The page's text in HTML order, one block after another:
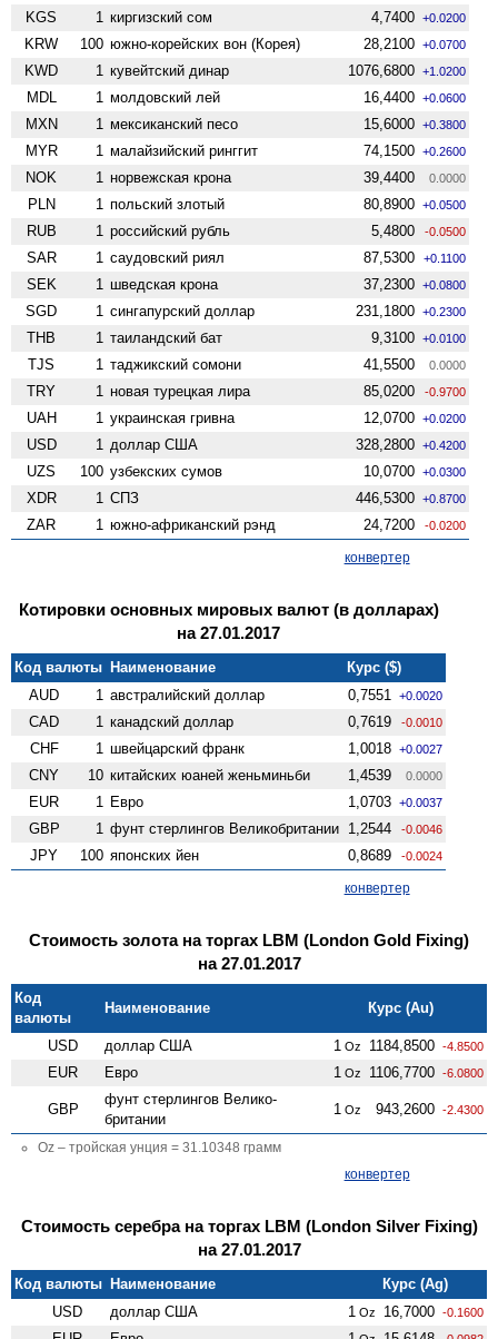
KGS 1 киргизский сом 4,7400 +0.0200
KRW 100 южно-корейских вон (Корея) 28,2100 +0.0700
KWD 1 кувейтский динар 1076,6800 +1.0200
MDL 1 молдовский лей 16,4400 +0.0600
MXN 1 мексиканский песо 15,6000 +0.3800
MYR 1 малайзийский ринггит 74,1500 +0.2600
NOK 1 норвежская крона 39,4400 0.0000
PLN 1 польский злотый 80,8900 +0.0500
RUB 1 российский рубль 5,4800 -0.0500
SAR 1 саудовский риял 87,5300 +0.1100
SEK 1 шведская крона 37,2300 +0.0800
SGD 1 сингапурский доллар 231,1800 +0.2300
THB 1 таиландский бат 9,3100 +0.0100
TJS 1 таджикский сомони 41,5500 0.0000
TRY 1 новая турецкая лира 85,0200 -0.9700
UAH 1 украинская гривна 12,0700 +0.0200
USD 1 доллар США 328,2800 +0.4200
UZS 100 узбекских сумов 10,0700 +0.0300
XDR 1 СПЗ 446,5300 +0.8700
ZAR 1 южно-африканский рэнд 24,7200 -0.0200
конвертер
Котировки основных мировых валют (в долларах)
на 27.01.2017
Код валюты Наименование
Курс ($)
AUD
1 австралийский доллар 0,7551 +0.0020
CAD 1 канадский доллар 0,7619 -0.0010
CHF 1 швейцарский франк 1,0018 +0.0027
CNY 10 китайских юаней женьминьби 1,4539 0.0000
EUR 1 Евро 1,0703 +0.0037
GBP 1 фунт стерлингов Велико­британии 1,2544 -0.0046
JPY 100 японских йен 0,8689 -0.0024
конвертер
Стоимость золота на торгах LBM (London Gold Fixing)
на 27.01.2017
Код
валюты
Наименование Курс (Au)
USD доллар США 1 Oz 1184,8500 -4.8500
EUR Евро 1 Oz 1106,7700 -6.0800
GBP
фунт стерлингов Велико­
британии
1 Oz 943,2600 -2.4300
Oz – тройская унция = 31.10348 грамм
конвертер
Стоимость серебра на торгах LBM (London Silver Fixing)
на 27.01.2017
Код валюты Наименование
Курс (Ag)
USD
доллар США 1 Oz 16,7000 -0.1600